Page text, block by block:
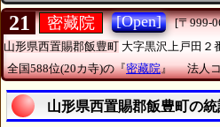
21 密藏院 [Open]
[〒999-
山形県西置賜郡飯豊町 大字黒沢上戸田２
全国588位(20カ寺)の『密藏院』 法人
山形県西置賜郡飯豊町の